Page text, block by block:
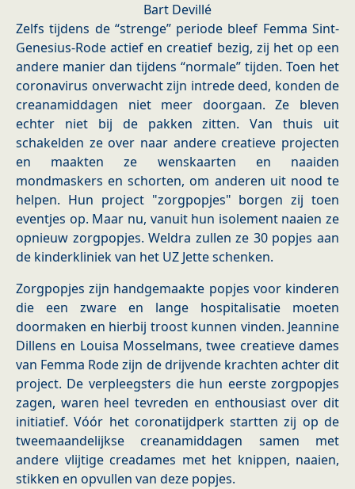
Bart Devillé
Zelfs tijdens de “strenge” periode bleef Femma Sint-
Genesius-Rode actief en creatief bezig, zij het op een
andere manier dan tijdens “normale” tijden. Toen het
coronavirus onverwacht zijn intrede deed, konden de
creanamiddagen niet meer doorgaan. Ze bleven
echter niet bij de pakken zitten. Van thuis uit
schakelden ze over naar andere creatieve projecten
en maakten ze wenskaarten en naaiden
mondmaskers en schorten, om anderen uit nood te
helpen. Hun project "zorgpopjes" borgen zij toen
eventjes op. Maar nu, vanuit hun isolement naaien ze
opnieuw zorgpopjes. Weldra zullen ze 30 popjes aan
de kinderkliniek van het UZ Jette schenken.
Zorgpopjes zijn handgemaakte popjes voor kinderen
die een zware en lange hospitalisatie moeten
doormaken en hierbij troost kunnen vinden. Jeannine
Dillens en Louisa Mosselmans, twee creatieve dames
van Femma Rode zijn de drijvende krachten achter dit
project. De verpleegsters die hun eerste zorgpopjes
zagen, waren heel tevreden en enthousiast over dit
initiatief. Vóór het coronatijdperk startten zij op de
tweemaandelijkse creanamiddagen samen met
andere vlijtige creadames met het knippen, naaien,
stikken en opvullen van deze popjes.